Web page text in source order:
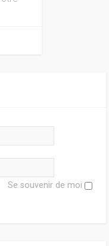
Se souvenir de moi